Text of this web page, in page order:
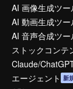
AI 画像生成ツー
AI 動画生成ツー
AI 音声合成ツー
ストックコンテ
Claude/
エージェント 新